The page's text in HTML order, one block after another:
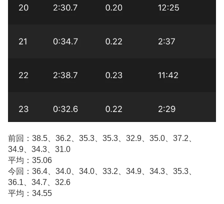
前回：38.5、36.2、35.3、35.3、32.9、35.0、37.2、
34.9、34.3、31.0
平均：35.06
今回：36.4、34.0、34.0、33.2、34.9、34.3、35.3、
36.1、34.7、32.6
平均：34.55